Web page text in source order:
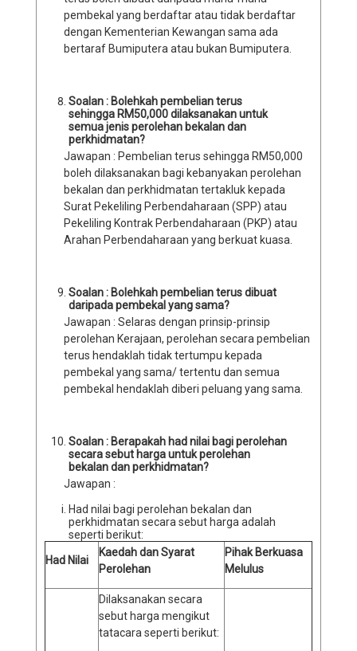
pembekal yang berdaftar atau tidak berdaftar
dengan Kementerian Kewangan sama ada
bertaraf Bumiputera atau bukan Bumiputera.
Soalan : Bolehkah pembelian terus
sehingga RM50,000 dilaksanakan untuk
semua jenis perolehan bekalan dan
perkhidmatan?
Jawapan : Pembelian terus sehingga RM50,000
boleh dilaksanakan bagi kebanyakan perolehan
bekalan dan perkhidmatan tertakluk kepada
Surat Pekeliling Perbendaharaan (SPP) atau
Pekeliling Kontrak Perbendaharaan (PKP) atau
Arahan Perbendaharaan yang berkuat kuasa.
Soalan : Bolehkah pembelian terus dibuat
daripada pembekal yang sama?
Jawapan : Selaras dengan prinsip-prinsip
perolehan Kerajaan, perolehan secara pembelian
terus hendaklah tidak tertumpu kepada
pembekal yang sama/ tertentu dan semua
pembekal hendaklah diberi peluang yang sama.
Soalan : Berapakah had nilai bagi perolehan
secara sebut harga untuk perolehan
bekalan dan perkhidmatan?
Jawapan :
Had nilai bagi perolehan bekalan dan
perkhidmatan secara sebut harga adalah
seperti berikut:
Had Nilai
Kaedah dan Syarat
Perolehan
Pihak Berkuasa
Melulus
Dilaksanakan secara
sebut harga mengikut
tatacara seperti berikut: